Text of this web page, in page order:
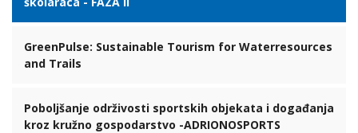
GreenPulse: Sustainable Tourism for Waterresources
and Trails
Poboljšanje održivosti sportskih objekata i događanja
kroz kružno gospodarstvo -ADRIONOSPORTS